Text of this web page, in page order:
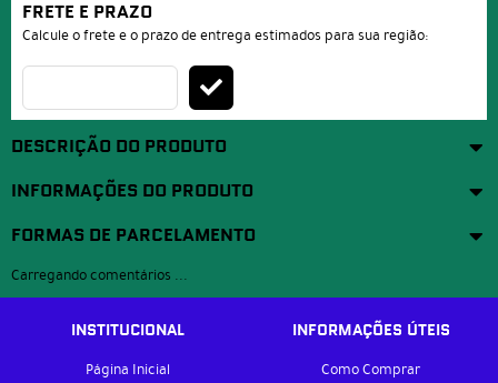
FRETE E PRAZO
Calcule o frete e o prazo de entrega estimados para sua região:
DESCRIÇÃO DO PRODUTO
INFORMAÇÕES DO PRODUTO
FORMAS DE PARCELAMENTO
Carregando comentários ...
INSTITUCIONAL
Página Inicial
INFORMAÇÕES ÚTEIS
Como Comprar